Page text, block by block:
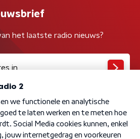
het laatste radio nieuws?